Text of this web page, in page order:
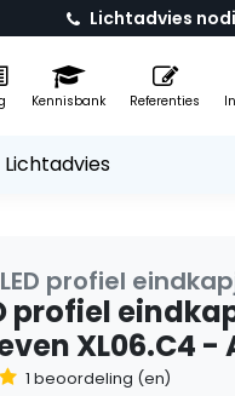
Lichtadvies
Kennisbank Referenties
profiel
profiel
XL06.C4 -
1 beoordeling (en)